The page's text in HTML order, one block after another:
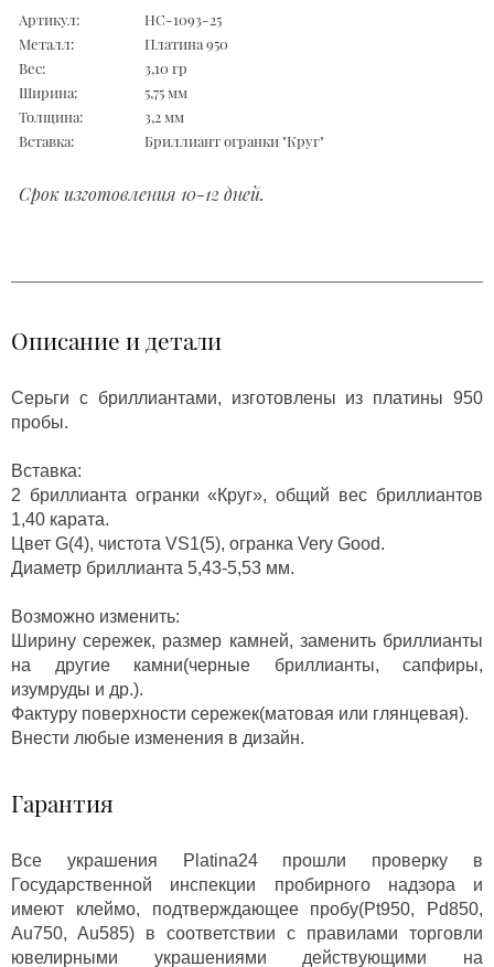
Артикул:
НС-1093-25
Металл:
Платина 950
Вес:
3,10 гр
Ширина:
5,75 мм
Толщина:
3,2 мм
Вставка:
Бриллиант огранки "Круг"
Срок изготовления 10-12 дней.
Описание и детали
Серьги с бриллиантами, изготовлены из платины 950
пробы.
Вставка:
2 бриллианта огранки «Круг», общий вес бриллиантов
1,40 карата.
Цвет G(4), чистота VS1(5), огранка Very Good.
Диаметр бриллианта 5,43-5,53 мм.
Возможно изменить:
Ширину сережек, размер камней, заменить бриллианты
на другие камни(черные бриллианты, сапфиры,
изумруды и др.).
Фактуру поверхности сережек(матовая или глянцевая).
Внести любые изменения в дизайн.
Гарантия
Все украшения Platina24 прошли проверку в
Государственной инспекции пробирного надзора и
имеют клеймо, подтверждающее пробу(Pt950, Pd850,
Au750, Au585) в соответствии с правилами торговли
ювелирными украшениями действующими на